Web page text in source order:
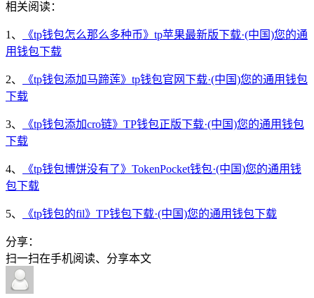
相关阅读：
1、
《tp钱包怎么那么多种币》tp苹果最新版下载·(中国)您的通
用钱包下载
2、
《tp钱包添加马蹄莲》tp钱包官网下载·(中国)您的通用钱包
下载
3、
《tp钱包添加cro链》TP钱包正版下载·(中国)您的通用钱包
下载
4、
《tp钱包博饼没有了》TokenPocket钱包·(中国)您的通用钱
包下载
5、 《tp钱包的fil》TP钱包下载·(中国)您的通用钱包下载
分享：
扫一扫在手机阅读、分享本文